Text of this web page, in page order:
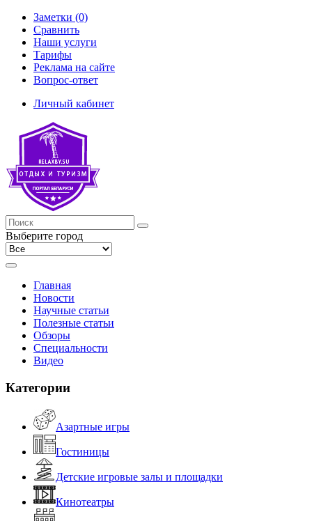
Заметки (0)
Сравнить
Наши услуги
Тарифы
Реклама на сайте
Вопрос-ответ
Личный кабинет
Выберите город
Главная
Новости
Научные статьи
Полезные статьи
Обзоры
Специальности
Видео
Категории
Азартные игры
Гостиницы
Детские игровые залы и площадки
Кинотеатры